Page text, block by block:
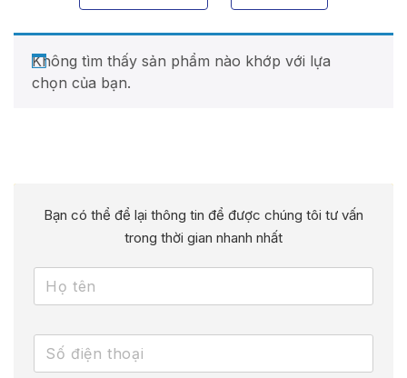
Không tìm thấy sản phẩm nào khớp với lựa
chọn của bạn.
Bạn có thể để lại thông tin để được chúng tôi tư vấn
trong thời gian nhanh nhất